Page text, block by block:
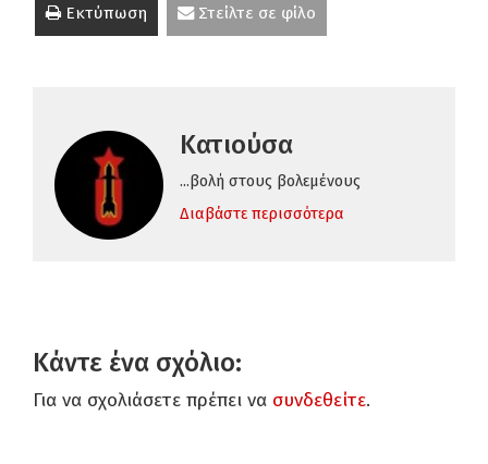
Εκτύπωση Στείλτε σε φίλο
Κατιούσα
...βολή στους βολεμένους
Διαβάστε περισσότερα
Κάντε ένα σχόλιο:
Για να σχολιάσετε πρέπει να συνδεθείτε.